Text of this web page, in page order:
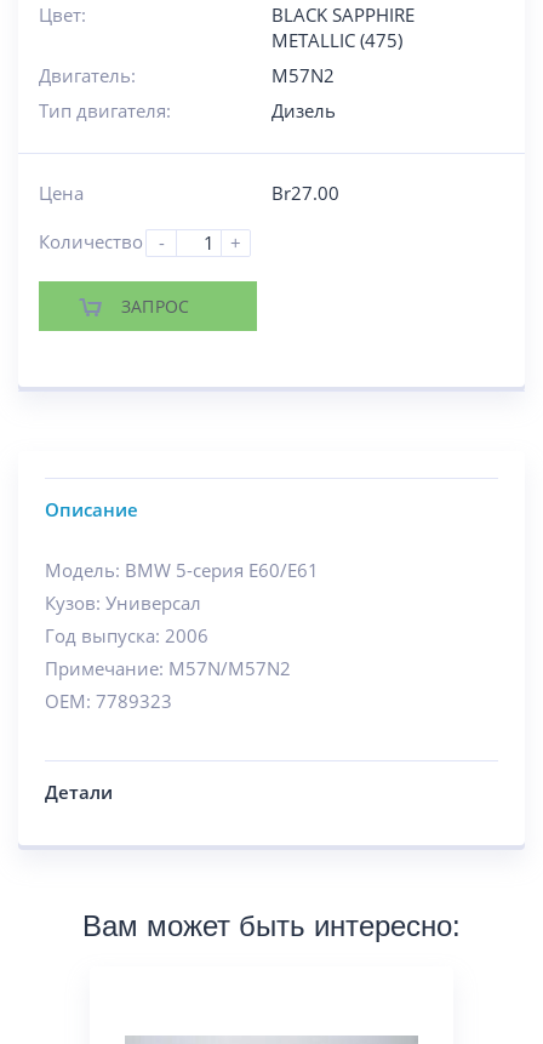
Цвет:
BLACK SAPPHIRE
METALLIC (475)
Двигатель:
M57N2
Тип двигателя:
Дизель
Цена Br27.00
Количество
- +
ЗАПРОС
Описание
Модель: BMW 5-серия E60/E61
Кузов: Универсал
Год выпуска: 2006
Примечание: M57N/M57N2
OEM: 7789323
Детали
Вам может быть интересно: